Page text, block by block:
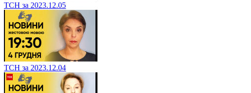
ТСН за 2023.12.05
ТСН за 2023.12.04